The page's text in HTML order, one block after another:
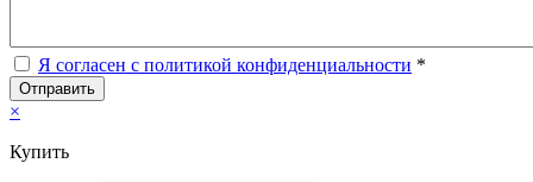
Я согласен с политикой конфиденциальности *
Отправить
×
Купить